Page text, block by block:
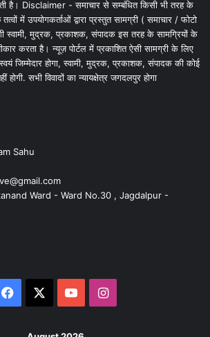
है। Disclaimer - समाचार से सम्बंधित किसी भी तरह के
में उपयोगकर्ताओं द्वारा प्रस्तुत सामग्री ( समाचार / फोटो
स्वामी, मुद्रक, प्रकाशक, संपादक इस तरह के सामग्रियों के
करता है। न्यूज़ पोर्टल में प्रकाशित ऐसी सामग्री के लिए
जिम्मेदार होगा, स्वामी, मुद्रक, प्रकाशक, संपादक की कोई
होगी. सभी विवादों का न्यायक्षेत्र जगदलपुर होगा
Sahu
Ward - Ward No.30 , Jagdalpur -
Facebook YouTubeInstagram